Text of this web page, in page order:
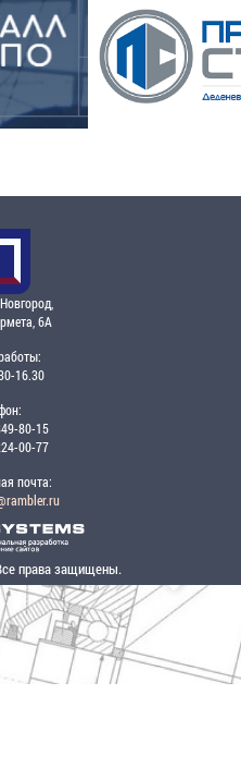
6А
16.30
80-15
00-77
почта:
права защищены.